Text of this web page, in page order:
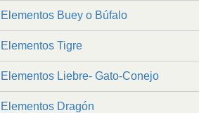
Elementos Buey o Búfalo
Elementos Tigre
Elementos Liebre- Gato-Conejo
Elementos Dragón